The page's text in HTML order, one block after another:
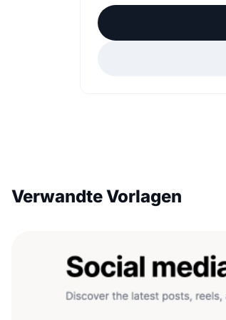
Verwandte Vorlagen